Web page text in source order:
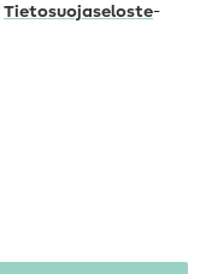
Tietosuojaseloste-